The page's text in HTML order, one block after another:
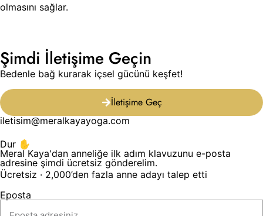
olmasını sağlar.
Şimdi İletişime Geçin
Bedenle bağ kurarak içsel gücünü keşfet!
İletişime Geç
iletisim@meralkayayoga.com
Dur ✋
Meral Kaya'dan anneliğe ilk adım klavuzunu e-posta
adresine şimdi ücretsiz gönderelim.
Ücretsiz · 2,000’den fazla anne adayı talep etti
Eposta